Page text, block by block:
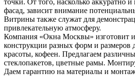
фасад, зависит внимание
Витрины также служат для
привлекательную атмосферу.
Компания «Окна Москвы» изготовит
конструкции разных форм и размеров
красоты, кофеен. Предлагаем
стеклопакетов, цветные рамы.
Даем гарантию на материалы и